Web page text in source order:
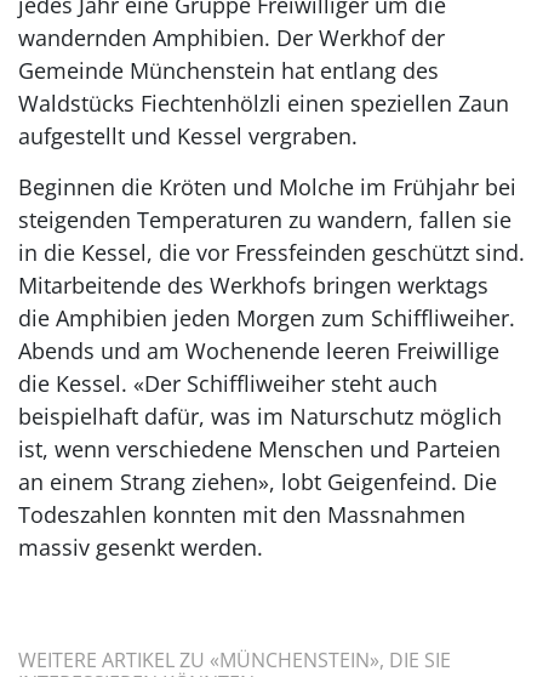
wandernden Amphibien. Der Werkhof der
Gemeinde Münchenstein hat entlang des
Waldstücks Fiechtenhölzli einen speziellen Zaun
aufgestellt und Kessel vergraben.
Beginnen die Kröten und Molche im Frühjahr bei
steigenden Temperaturen zu wandern, fallen sie
in die Kessel, die vor Fressfeinden geschützt sind.
Mitarbeitende des Werkhofs bringen werktags
die Amphibien jeden Morgen zum Schiffliweiher.
Abends und am Wochenende leeren Freiwillige
die Kessel. «Der Schiffliweiher steht auch
beispielhaft dafür, was im Naturschutz möglich
ist, wenn verschiedene Menschen und Parteien
an einem Strang ziehen», lobt Geigenfeind. Die
Todeszahlen konnten mit den Massnahmen
massiv gesenkt ­werden.
WEITERE ARTIKEL ZU «MÜNCHENSTEIN», DIE SIE